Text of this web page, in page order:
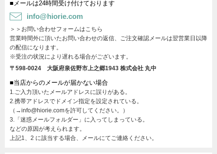
■メールは24時間受け付けております
info@hiorie.com
＞＞お問い合わせフォームはこちら
営業時間外に頂いたお問い合わせの返信、ご注文確認メールは翌営業日以降
の配信になります。
※受注の状況により遅れる場合がございます。
〒598-0024 大阪府泉佐野市上之郷1943 株式会社 丸中
■当店からのメールが届かない場合
1.ご入力頂いたメールアドレスに誤りがある。
2.携帯アドレスでドメイン指定を設定されている。
（→info@hiorie.comを許可してください。）
3.「迷惑メールフォルダー」に入ってしまっている。
などの原因が考えられます。
上記1、2 に該当する場合、メールにてご連絡ください。